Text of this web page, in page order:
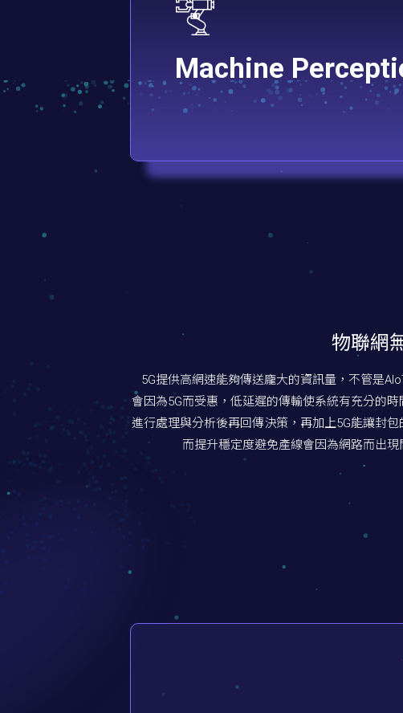
Machine
物聯網
5G提供高網速能夠傳送龐大的資訊量，不管是
會因為5G而受惠，低延遲的傳輸使系統有充分的
進行處理與分析後再回傳決策，再加上5G能讓封
而提升穩定度避免產線會因為網路而出現